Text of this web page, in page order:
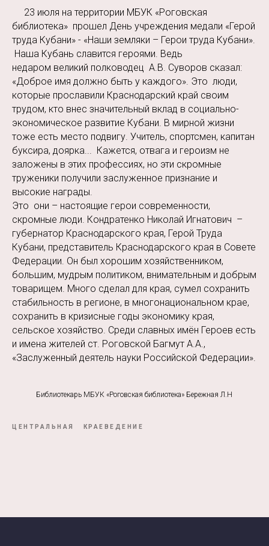
23 июля на территории МБУК «Роговская
библиотека» прошел День учреждения медали «Герой
труда Кубани» - «Наши земляки – Герои труда Кубани».
Наша Кубань славится героями. Ведь
недаром великий полководец А.В. Суворов сказал:
«Доброе имя должно быть у каждого». Это люди,
которые прославили Краснодарский край своим
трудом, кто внес значительный вклад в социально-
экономическое развитие Кубани. В мирной жизни
тоже есть место подвигу. Учитель, спортсмен, капитан
буксира, доярка... Кажется, отвага и героизм не
заложены в этих профессиях, но эти скромные
труженики получили заслуженное признание и
высокие награды.
Это они – настоящие герои современности,
скромные люди. Кондратенко Николай Игнатович –
губернатор Краснодарского края, Герой Труда
Кубани, представитель Краснодарского края в Совете
Федерации. Он был хорошим хозяйственником,
большим, мудрым политиком, внимательным и добрым
товарищем. Много сделал для края, сумел сохранить
стабильность в регионе, в многонациональном крае,
сохранить в кризисные годы экономику края,
сельское хозяйство. Среди славных имён Героев есть
и имена жителей ст. Роговской Багмут А.А.,
«Заслуженный деятель науки Российской Федерации».
Библиотекарь МБУК «Роговская библиотека» Бережная Л.Н
ЦЕНТРАЛЬНАЯ КРАЕВЕДЕНИЕ